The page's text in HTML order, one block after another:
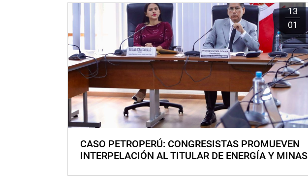
13
01
CASO PETROPERÚ: CONGRESISTAS PROMUEVEN
INTERPELACIÓN AL TITULAR DE ENERGÍA Y MINAS